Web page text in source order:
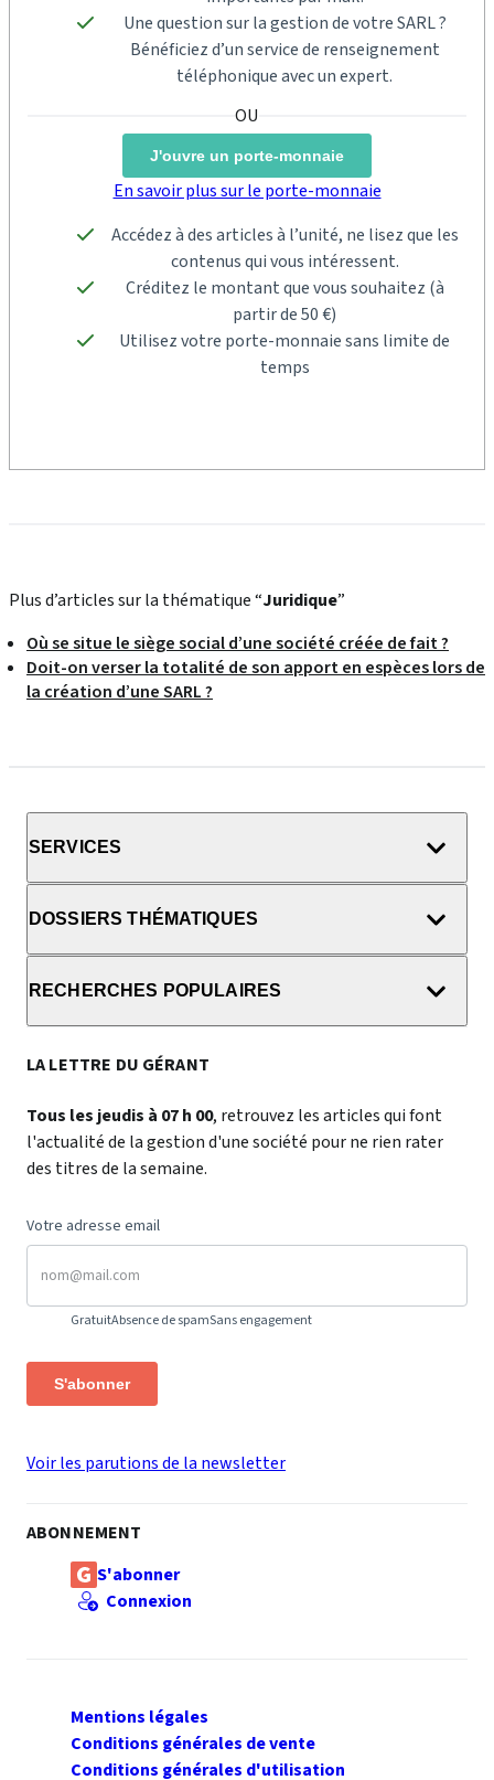
Une question sur la gestion de votre SARL ?
Bénéficiez d’un service de renseignement
téléphonique avec un expert.
J'ouvre un porte-monnaie
En savoir plus sur le porte-monnaie
Accédez à des articles à l’unité, ne lisez que les
contenus qui vous intéressent.
Créditez le montant que vous souhaitez (à
partir de 50 €)
Utilisez votre porte-monnaie sans limite de
temps
Plus d’articles sur la thématique “Juridique”
Où se situe le siège social d’une société créée de fait ?
Doit-on verser la totalité de son apport en espèces lors de
la création d’une SARL ?
SERVICES
DOSSIERS THÉMATIQUES
RECHERCHES POPULAIRES
LA LETTRE DU GÉRANT
Tous les jeudis à 07 h 00, retrouvez les articles qui font
l'actualité de la gestion d'une société pour ne rien rater
des titres de la semaine.
Votre adresse email
GratuitAbsence de spamSans engagement
S'abonner
Voir les parutions de la newsletter
ABONNEMENT
S'abonner
Connexion
Mentions légales
Conditions générales de vente
Conditions générales d'utilisation